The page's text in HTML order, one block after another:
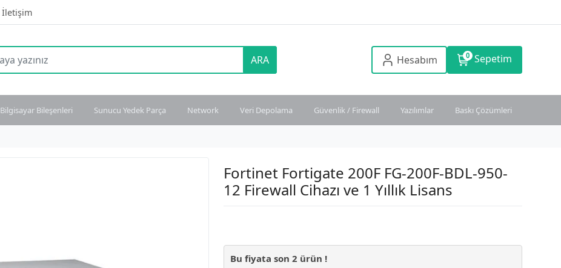
İletişim
ARA Hesabım 0 Sepetim
Bilgisayar Bileşenleri Sunucu Yedek Parça Network Veri Depolama Güvenlik / Firewall Yazılımlar Baskı Çözümleri
Fortinet Fortigate 200F FG-200F-BDL-950-
12 Firewall Cihazı ve 1 Yıllık Lisans
Bu fiyata son2 ürün !